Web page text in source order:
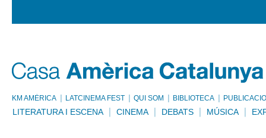
KM AMÈRICA LATCINEMA FEST QUI SOM BIBLIOTECA
LITERATURA I ESCENA CINEMA DEBATS MÚSICA